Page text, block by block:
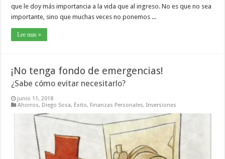
que le doy más importancia a la vida que al ingreso. No es que no sea
importante, sino que muchas veces no ponemos ...
Lee mas »
¡No tenga fondo de emergencias!
¿Sabe cómo evitar necesitarlo?
junio 11, 2018
Ahorros, Diego Sosa, Éxito, Finanzas Personales,Inversiones